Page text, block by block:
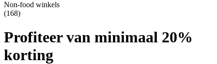
Non-food winkels
(168)
Profiteer van minimaal 20%
korting